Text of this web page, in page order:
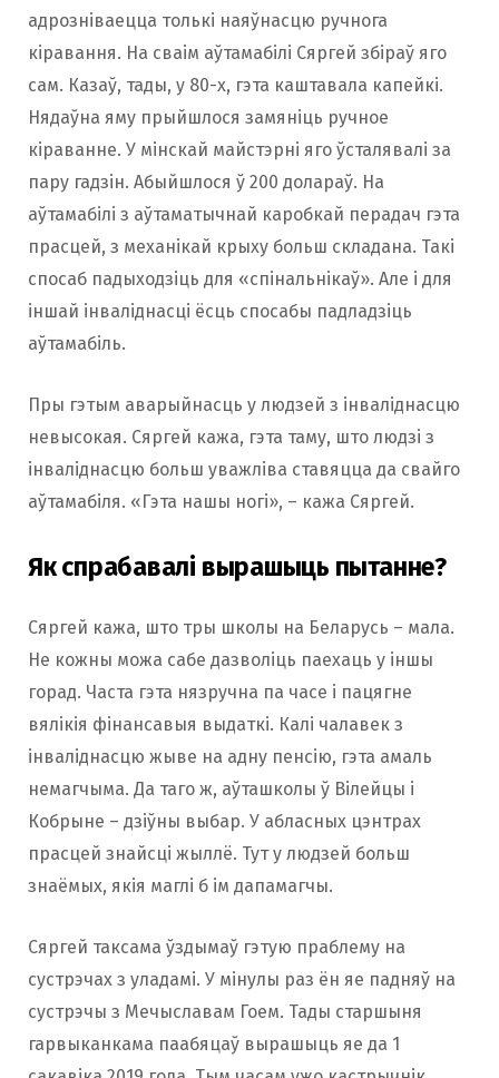
адрозніваецца толькі наяўнасцю ручнога
кіравання. На сваім аўтамабілі Сяргей збіраў яго
сам. Казаў, тады, у 80-х, гэта каштавала капейкі.
Нядаўна яму прыйшлося замяніць ручное
кіраванне. У мінскай майстэрні яго ўсталявалі за
пару гадзін. Абыйшлося ў 200 долараў. На
аўтамабілі з аўтаматычнай каробкай перадач гэта
прасцей, з механікай крыху больш складана. Такі
спосаб падыходзіць для «спінальнікаў». Але і для
іншай інваліднасці ёсць спосабы падладзіць
аўтамабіль.
Пры гэтым аварыйнасць у людзей з інваліднасцю
невысокая. Сяргей кажа, гэта таму, што людзі з
інваліднасцю больш уважліва ставяцца да свайго
аўтамабіля. «Гэта нашы ногі», – кажа Сяргей.
Як спрабавалі вырашыць пытанне?
Сяргей кажа, што тры школы на Беларусь – мала.
Не кожны можа сабе дазволіць паехаць у іншы
горад. Часта гэта нязручна па часе і пацягне
вялікія фінансавыя выдаткі. Калі чалавек з
інваліднасцю жыве на адну пенсію, гэта амаль
немагчыма. Да таго ж, аўташколы ў Вілейцы і
Кобрыне – дзіўны выбар. У абласных цэнтрах
прасцей знайсці жыллё. Тут у людзей больш
знаёмых, якія маглі б ім дапамагчы.
Сяргей таксама ўздымаў гэтую праблему на
сустрэчах з уладамі. У мінулы раз ён яе падняў на
сустрэчы з Мечыславам Гоем. Тады старшыня
гарвыканкама паабяцаў вырашыць яе да 1